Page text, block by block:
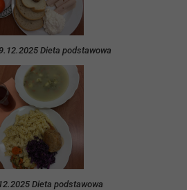
Dieta podstawowa
Dieta podstawowa